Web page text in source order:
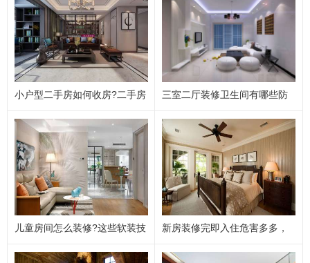
新房装修流程完整顺序，零基础装修避坑时序指南
【老人房装修】适老装修常识，打造安全宜居养老空间
【水电改造规范】家装水电施工常识，隐蔽工程不返工
【瓷砖选购技巧】家装瓷砖选材常识，防滑耐磨不踩坑
【灯光布局设计】家装灯光搭配常识，告别刺眼鸡肋灯光
卫生间干湿分离升级方案，解决潮湿异味难题
厨房动线优化设计技巧，打造高效实用烹饪空间
侘寂风家装设计特点，小众装修风格落地指南
法式装修风格设计逻辑，普通户型如何落地法式风
原木风装修优缺点解析，打造治愈系居家空间
小户型二手房如何收房?二手房
三室二厅装修卫生间有哪些防
儿童房间怎么装修?这些软装技
新房装修完即入住危害多多，